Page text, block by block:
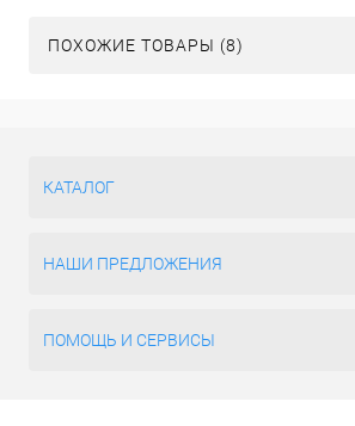
ПОХОЖИЕ ТОВАРЫ (8)
КАТАЛОГ
НАШИ ПРЕДЛОЖЕНИЯ
ПОМОЩЬ И СЕРВИСЫ